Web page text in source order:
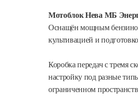
Мотоблок Нева МБ
Оснащён мощным
культивацией и
Коробка передач с тремя
настройку под разные
ограниченном